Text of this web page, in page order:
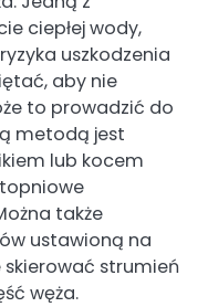
ciepłej wody,
uszkodzenia
aby nie
to prowadzić do
metodą jest
lub kocem
także
ustawioną na
strumień
węża.